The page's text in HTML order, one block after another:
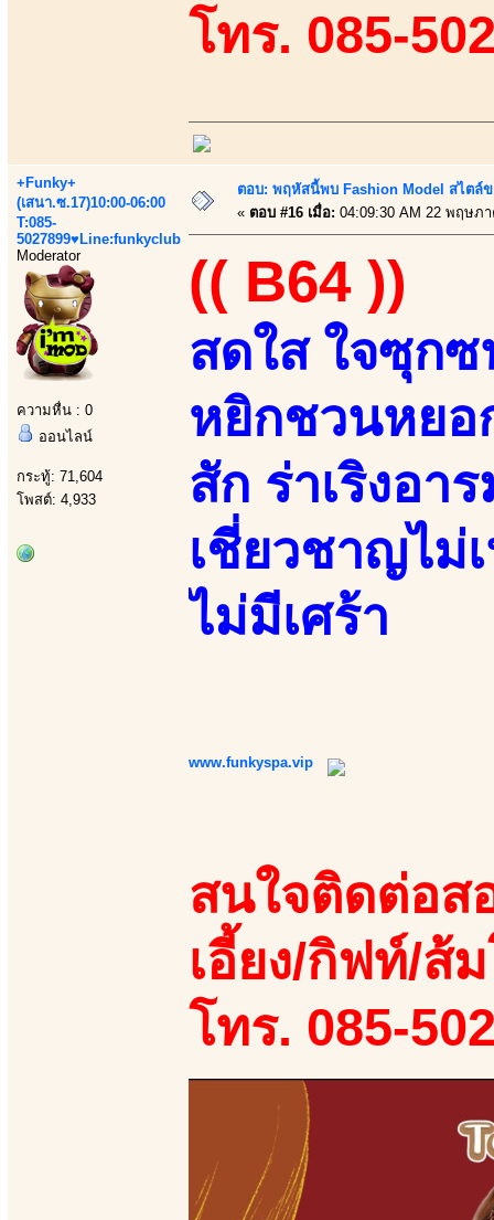
โทร. 085-
+Funky+
(เสนา.ซ.17)10:00-06:00
T:085-
5027899♥Line:funkyclub
Moderator
ความหื่น : 0
ออนไลน์
กระทู้: 71,604
โพสต์: 4,933
ตอบ: พฤหัสนี้พบ Fashion Model สไตล์ข
« ตอบ #16 เมื่อ: 04:09:30 AM 22 พฤษภ
(( B64 ))
สดใส ใจซุก
หยิกชวนหยอ
สัก ร่าเริงอา
เชี่ยวชาญไม่
ไม่มีเศร้า
www.funkyspa.vip
สนใจติดต่อส
เอี้ยง/กิฟท์/ส้
โทร. 085-